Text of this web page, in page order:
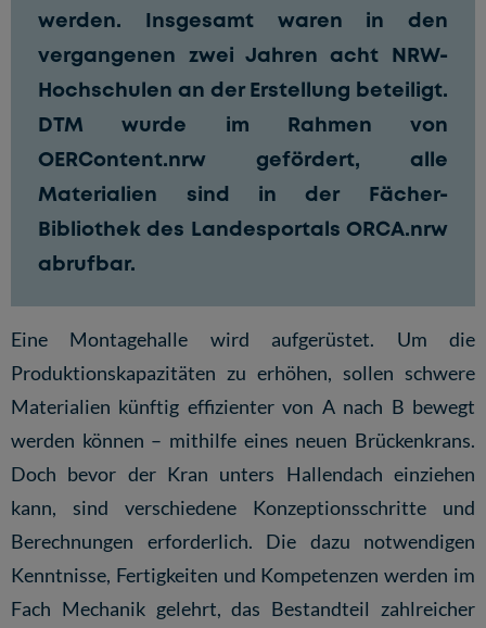
werden. Insgesamt waren in den
vergangenen zwei Jahren acht NRW-
Hochschulen an der Erstellung beteiligt.
DTM wurde im Rahmen von
OERContent.nrw gefördert, alle
Materialien sind in der Fächer-
Bibliothek des Landesportals ORCA.nrw
abrufbar.
Eine Montagehalle wird aufgerüstet. Um die
Produktionskapazitäten zu erhöhen, sollen schwere
Materialien künftig effizienter von A nach B bewegt
werden können – mithilfe eines neuen Brückenkrans.
Doch bevor der Kran unters Hallendach einziehen
kann, sind verschiedene Konzeptionsschritte und
Berechnungen erforderlich. Die dazu notwendigen
Kenntnisse, Fertigkeiten und Kompetenzen werden im
Fach Mechanik gelehrt, das Bestandteil zahlreicher